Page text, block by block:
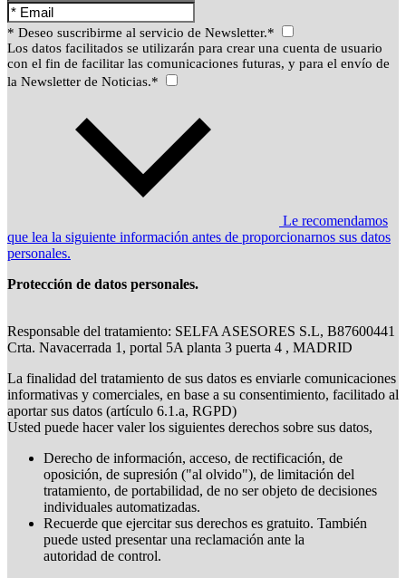
* Deseo suscribirme al servicio de Newsletter.*
Los datos facilitados se utilizarán para crear una cuenta de usuario
con el fin de facilitar las comunicaciones futuras, y para el envío de
la Newsletter de Noticias.*
Le recomendamos
que lea la siguiente información antes de proporcionarnos sus datos
personales.
Protección de datos personales.
Responsable del tratamiento: SELFA ASESORES S.L, B87600441
Crta. Navacerrada 1, portal 5A planta 3 puerta 4 , MADRID
La finalidad del tratamiento de sus datos es enviarle comunicaciones
informativas y comerciales, en base a su consentimiento, facilitado al
aportar sus datos (artículo 6.1.a, RGPD)
Usted puede hacer valer los siguientes derechos sobre sus datos,
Derecho de información, acceso, de rectificación, de
oposición, de supresión ("al olvido"), de limitación del
tratamiento, de portabilidad, de no ser objeto de decisiones
individuales automatizadas.
Recuerde que ejercitar sus derechos es gratuito. También
puede usted presentar una reclamación ante la
autoridad de control.